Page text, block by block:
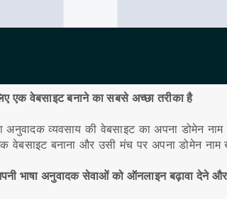
एक वेबसाइट बनाने का सबसे अच्छा तरीका है
व्यवसाय की वेबसाइट का अपना डोमेन नाम
बनाना और उसी मंच पर अपना डोमेन नाम
भाषा अनुवादक सेवाओं को ऑनलाइन बढ़ावा देने